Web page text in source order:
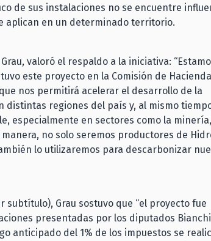
de sus instalaciones no se encuentre
aplican en un determinado territorio.
valoró el respaldo a la iniciativa:
este proyecto en la Comisión de
nos permitirá acelerar el desarrollo de la
distintas regiones del país y, al mismo
especialmente en sectores como la
no solo seremos productores de
lo utilizaremos para descarbonizar
subtítulo), Grau sostuvo que “el proyecto fue
presentadas por los diputados
anticipado del 1% de los impuestos se